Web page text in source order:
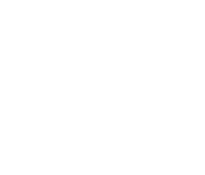
러분께 감사의 마음을 전해드립니다. 당사 펀
증권자투자신탁(주식-재간접형)'의 모펀드를
신탁(주식-재간접형)'으로 변경하게 되었습니
규모로 운용되고 있습니다. 일반적으로 소규모
래되어 적절한 운용 및 관리가 어려울 수 있습니
이 점 양해 부탁 드립니다. 변경되는 모펀드는
예정입니다. 지금까지 고객님께서 보여주신 관
니다. 감사합니다.